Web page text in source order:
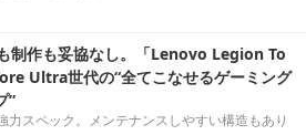
制作も妥協なし。「Lenovo Legion To
Ultra世代の“全てこなせるゲーミング
”
力スペック。メンテナンスしやすい構造もあり